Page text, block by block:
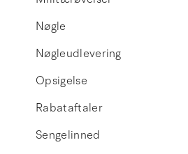
Nøgle
Nøgleudlevering
Opsigelse
Rabataftaler
Sengelinned